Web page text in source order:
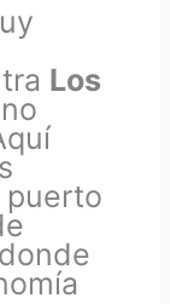
Los
puerto